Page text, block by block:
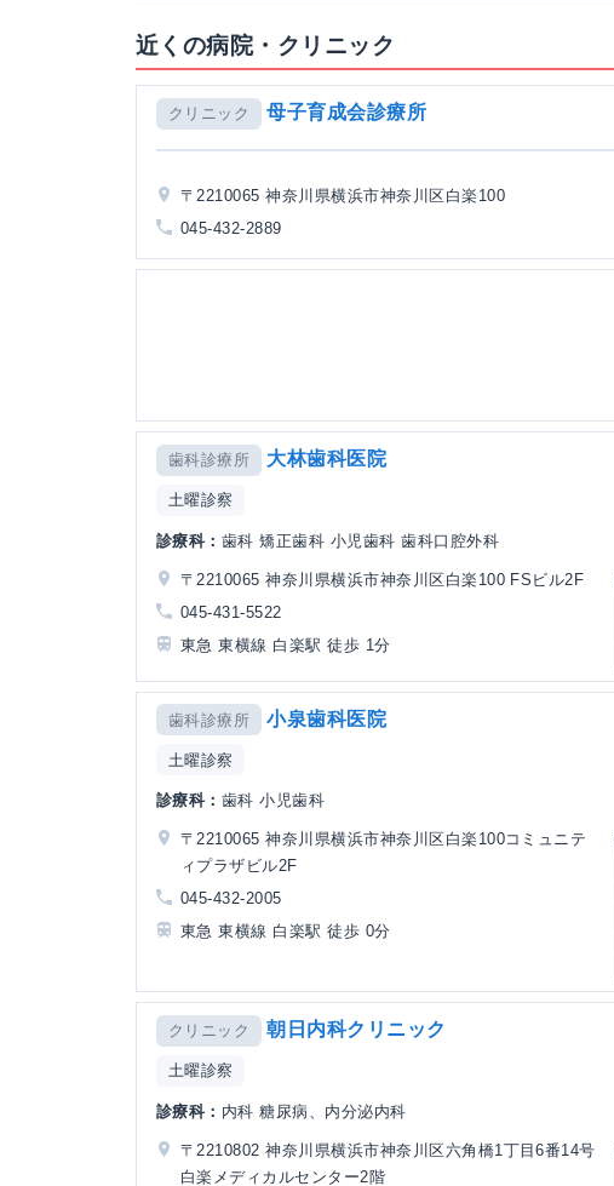
近くの病院・クリニック
クリニック 母子育成会診療所
〒2210065 神奈川県横浜市神奈川区白楽100
045-432-2889
歯科診療所 大林歯科医院
土曜診察
診療科： 歯科 矯正歯科 小児歯科 歯科口腔外科
〒2210065 神奈川県横浜市神奈川区白楽100 FSビル2F
045-431-5522
東急 東横線 白楽駅 徒歩 1分
歯科診療所 小泉歯科医院
土曜診察
診療科： 歯科 小児歯科
〒2210065 神奈川県横浜市神奈川区白楽100コミュニテ
ィプラザビル2F
045-432-2005
東急 東横線 白楽駅 徒歩 0分
クリニック 朝日内科クリニック
土曜診察
診療科： 内科 糖尿病、内分泌内科
〒2210802 神奈川県横浜市神奈川区六角橋1丁目6番14号
白楽メディカルセンター2階